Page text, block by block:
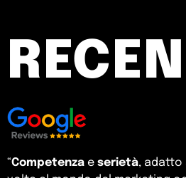
“Competenza e serietà, adatto